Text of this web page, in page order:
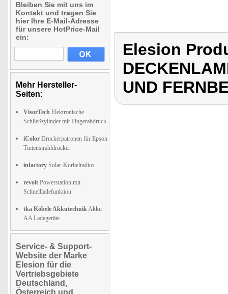
Bleiben Sie mit uns im
Kontakt und tragen Sie
hier Ihre E-Mail-Adresse
für unsere HotPrice-Mail
ein:
Mehr Hersteller-
Seiten:
VisorTech Elektronische
Schließzylinder mit Fingerabdruck
iColor Druckerpatronen für Epson
Tintenstrahldrucker
infactory Solar-Kurbelradios
revolt Powerstation mit
Schnellladefunktion
tka Köbele AkkutechnikAkku
AA Ladegeräte
Service- & Support-
Website der Marke
Elesion für die
Vertriebsgebiete
Deutschland,
Österreich und
Elesion
UND